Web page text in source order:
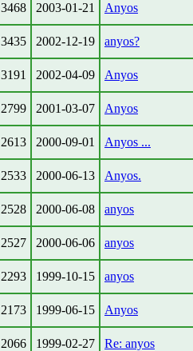
3468 2003-01-21 Anyos
3435 2002-12-19 anyos?
3191 2002-04-09 Anyos
2799 2001-03-07 Anyos
2613 2000-09-01 Anyos ...
2533 2000-06-13 Anyos.
2528 2000-06-08 anyos
2527 2000-06-06 anyos
2293 1999-10-15 anyos
2173 1999-06-15 Anyos
2066 1999-02-27 Re: anyos